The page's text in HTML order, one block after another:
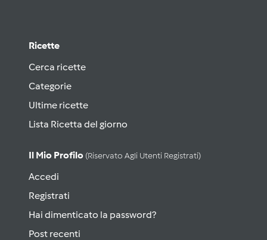
Ricette
Cerca ricette
Categorie
Ultime ricette
Lista Ricetta del giorno
Il Mio Profilo (riservato Agli Utenti Registrati)
Accedi
Registrati
Hai dimenticato la password?
Post recenti